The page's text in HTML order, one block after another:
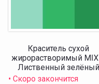
Краситель сухой
жирорастворимый
Лиственный зелёный
1000 г
• Скоро закончится